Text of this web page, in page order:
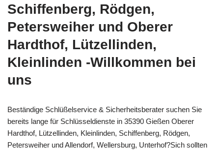
Schiffenberg, Rödgen,
Petersweiher und Oberer
Hardthof, Lützellinden,
Kleinlinden -Willkommen bei
uns
Beständige Schlüßelservice & Sicherheitsberater suchen Sie
bereits lange für Schlüsseldienste in 35390 Gießen Oberer
Hardthof, Lützellinden, Kleinlinden, Schiffenberg, Rödgen,
Petersweiher und Allendorf, Wellersburg, Unterhof?Sich sollten